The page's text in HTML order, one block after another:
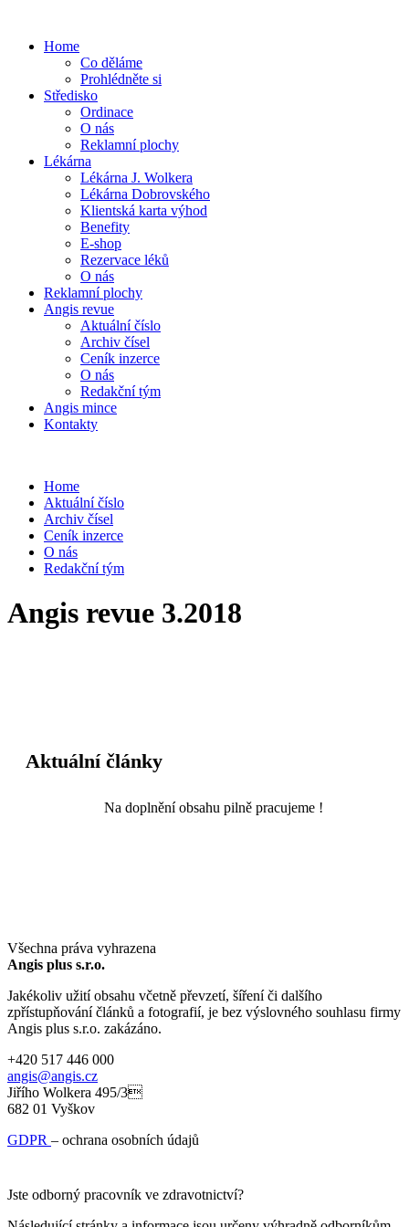
Home
Co děláme
Prohlédněte si
Středisko
Ordinace
O nás
Reklamní plochy
Lékárna
Lékárna J. Wolkera
Lékárna Dobrovského
Klientská karta výhod
Benefity
E-shop
Rezervace léků
O nás
Reklamní plochy
Angis revue
Aktuální číslo
Archiv čísel
Ceník inzerce
O nás
Redakční tým
Angis mince
Kontakty
Home
Aktuální číslo
Archiv čísel
Ceník inzerce
O nás
Redakční tým
Angis revue 3.2018
Aktuální články
Na doplnění obsahu pilně pracujeme !
Všechna práva vyhrazena
Angis plus s.r.o.
Jakékoliv užití obsahu včetně převzetí, šíření či dalšího
zpřístupňování článků a fotografií, je bez výslovného souhlasu firmy
Angis plus s.r.o. zakázáno.
+420 517 446 000
angis@angis.cz
Jiřího Wolkera 495/3
682 01 Vyškov
GDPR – ochrana osobních údajů
Jste odborný pracovník ve zdravotnictví?